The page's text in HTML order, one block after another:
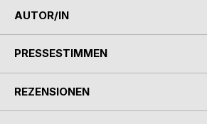
AUTOR/IN
PRESSESTIMMEN
REZENSIONEN